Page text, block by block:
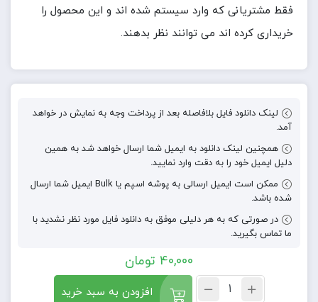
فقط مشتریانی که وارد سیستم شده اند و این محصول را
خریداری کرده اند می توانند نظر بدهند.
لینک دانلود فایل بلافاصله بعد از پرداخت وجه به نمایش در خواهد
آمد.
همچنین لینک دانلود به ایمیل شما ارسال خواهد شد به همین
دلیل ایمیل خود را به دقت وارد نمایید.
ممکن است ایمیل ارسالی به پوشه اسپم یا Bulk ایمیل شما ارسال
شده باشد.
در صورتی که به هر دلیلی موفق به دانلود فایل مورد نظر نشدید با
ما تماس بگیرید.
40,000 تومان
افزودن به سبد خرید